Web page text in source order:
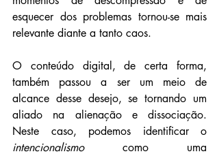
esquecer dos problemas tornou-se mais
relevante diante a tanto caos.
O conteúdo digital, de certa forma,
também passou a ser um meio de
alcance desse desejo, se tornando um
aliado na alienação e dissociação.
intencionalismo como uma